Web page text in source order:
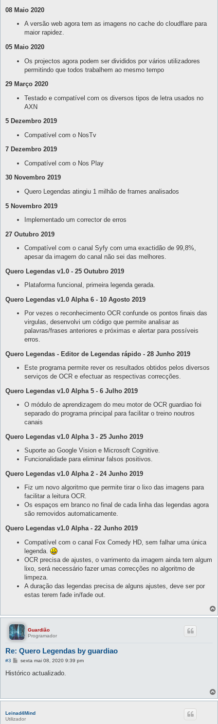
08 Maio 2020
A versão web agora tem as imagens no cache do cloudflare para
maior rapidez.
05 Maio 2020
Os projectos agora podem ser divididos por vários utilizadores
permitindo que todos trabalhem ao mesmo tempo
29 Março 2020
Testado e compatível com os diversos tipos de letra usados no
AXN
5 Dezembro 2019
Compatível com o NosTv
7 Dezembro 2019
Compatível com o Nos Play
30 Novembro 2019
Quero Legendas atingiu 1 milhão de frames analisados
5 Novembro 2019
Implementado um corrector de erros
27 Outubro 2019
Compatível com o canal Syfy com uma exactidão de 99,8%,
apesar da imagem do canal não sei das melhores.
Quero Legendas v1.0 - 25 Outubro 2019
Plataforma funcional, primeira legenda gerada.
Quero Legendas v1.0 Alpha 6 - 10 Agosto 2019
Por vezes o reconhecimento OCR confunde os pontos finais das
virgulas, desenvolvi um código que permite analisar as
palavras/frases anteriores e próximas e alertar para possíveis
erros.
Quero Legendas - Editor de Legendas rápido - 28 Junho 2019
Este programa permite rever os resultados obtidos pelos diversos
serviços de OCR e efectuar as respectivas correcções.
Quero Legendas v1.0 Alpha 5 - 6 Julho 2019
O módulo de aprendizagem do meu motor de OCR guardiao foi
separado do programa principal para facilitar o treino noutros
canais
Quero Legendas v1.0 Alpha 3 - 25 Junho 2019
Suporte ao Google Vision e Microsoft Cognitive.
Funcionalidade para eliminar falsos positivos.
Quero Legendas v1.0 Alpha 2 - 24 Junho 2019
Fiz um novo algoritmo que permite tirar o lixo das imagens para
facilitar a leitura OCR.
Os espaços em branco no final de cada linha das legendas agora
são removidos automaticamente.
Quero Legendas v1.0 Alpha - 22 Junho 2019
Compatível com o canal Fox Comedy HD, sem falhar uma única
legenda.
OCR precisa de ajustes, o varrimento da imagem ainda tem algum
lixo, será necessário fazer umas correcções no algoritmo de
limpeza.
A duração das legendas precisa de alguns ajustes, deve ser por
estas terem fade in/fade out.
Guardião
Programador
Re: Quero Legendas by guardiao
#3
M
n
m
sexta mai 08, 2020 9:39 pm
Histórico actualizado.
Leinad4Mind
Utilizador